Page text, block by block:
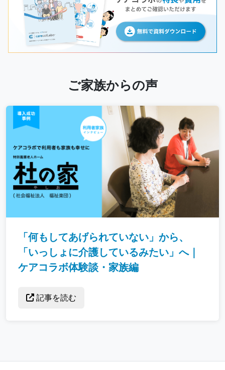
ご家族からの声
「何もしてあげられていない」から、
「いっしょに介護しているみたい」へ｜
ケアコラボ体験談・家族編
記事を読む